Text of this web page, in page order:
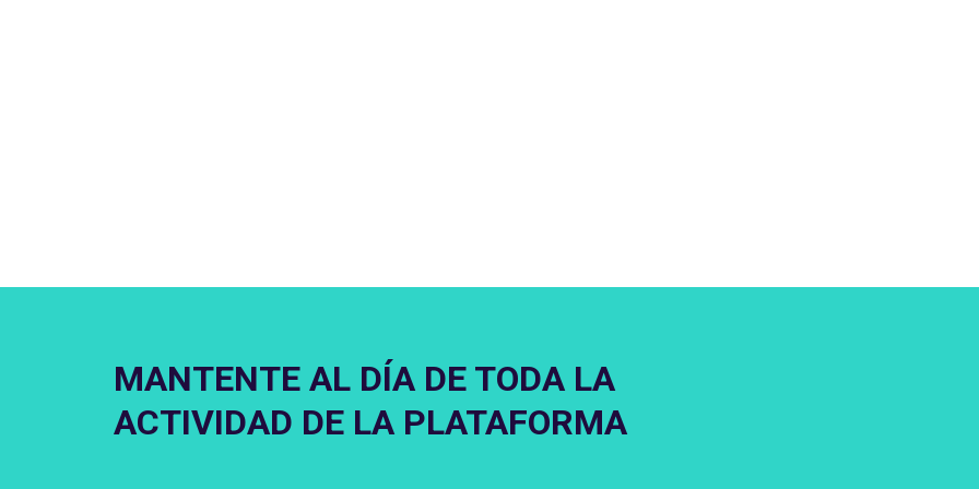
MANTENTE AL DÍA DE TODA LA
ACTIVIDAD DE LA PLATAFORMA